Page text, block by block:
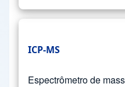
ICP-MS
Espectrômetro de